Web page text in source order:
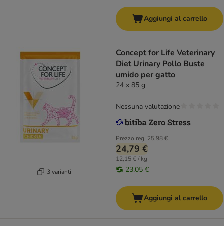
Aggiungi al carrello
3 varianti
Concept for Life Veterinary
Diet Urinary Pollo Buste
umido per gatto
24 x 85 g
Prezzo reg. 25,98 €
24,79 €
12,15 € / kg
23,05 €
Nessuna valutazione
Aggiungi al carrello